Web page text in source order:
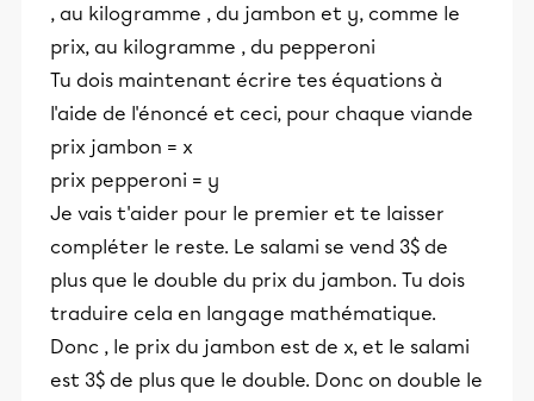
, au kilogramme , du jambon et y, comme le
prix, au kilogramme , du pepperoni
Tu dois maintenant écrire tes équations à
l'aide de l'énoncé et ceci, pour chaque viande
prix jambon = x
prix pepperoni = y
Je vais t'aider pour le premier et te laisser
compléter le reste. Le salami se vend 3$ de
plus que le double du prix du jambon. Tu dois
traduire cela en langage mathématique.
Donc , le prix du jambon est de x, et le salami
est 3$ de plus que le double. Donc on double le